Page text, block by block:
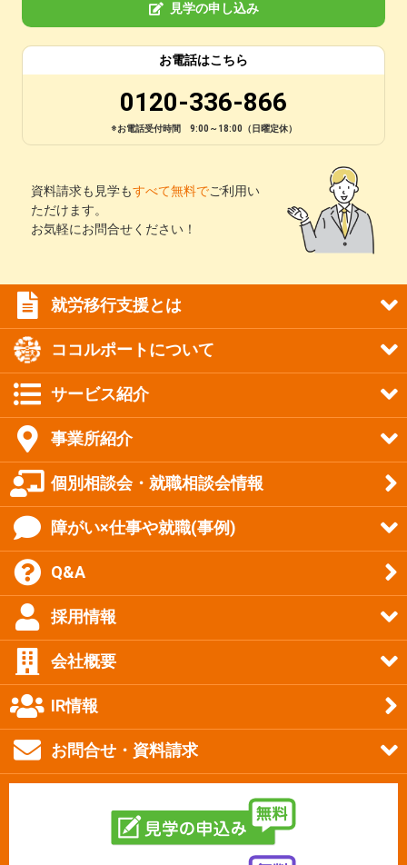
見学の申し込み
お電話はこちら
0120-336-866
※お電話受付時間 9:00～18:00（日曜定休）
資料請求も見学もすべて無料でご利用い
ただけます。
お気軽にお問合せください！
就労移行支援とは
ココルポートについて
サービス紹介
事業所紹介
個別相談会・就職相談会情報
障がい×仕事や就職(事例)
Q&A
採用情報
会社概要
IR情報
お問合せ・資料請求